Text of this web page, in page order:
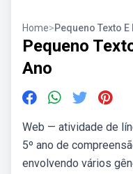
Home>Pequeno Texto
Pequeno
Ano
Web — atividade de
5º ano de
envolvendo vários